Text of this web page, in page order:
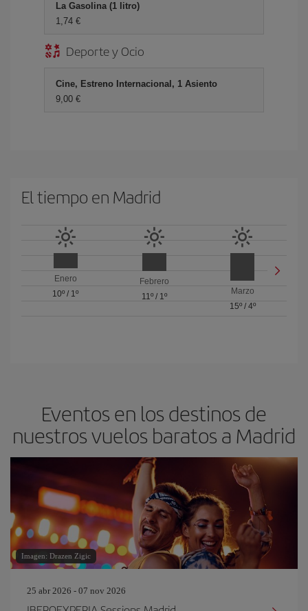
La Gasolina (1 litro)
1,74 €
Deporte y Ocio
Cine, Estreno Internacional, 1 Asiento
9,00 €
El tiempo en Madrid
Enero
10º / 1º
Febrero
11º/ 1º
Marzo
15º/ 4º
Eventos en los destinos de
nuestros vuelos baratos a Madrid
Imagen: Drazen Zigic
25 abr 2026 - 07 nov 2026